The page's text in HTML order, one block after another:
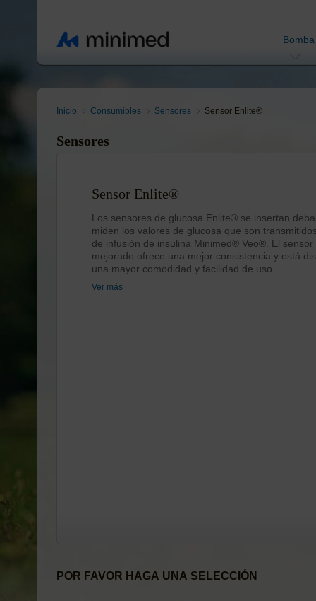
Bomba
Inicio Consumibles Sensores Sensor Enlite®
Sensores
Sensor Enlite®
Los sensores de glucosa Enlite® se insertan
miden los valores de glucosa que son
de infusión de insulina Minimed® Veo®. El
mejorado ofrece una mejor consistencia y está
una mayor comodidad y facilidad de uso.
Ver más
POR FAVOR HAGA UNA SELECCIÓN